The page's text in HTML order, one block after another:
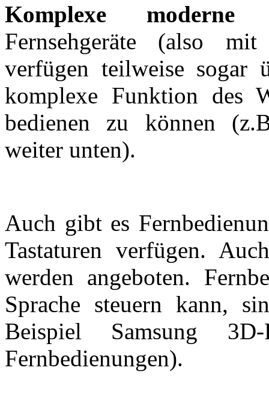
Komplexe moderne
Fernsehgeräte (also
verfügen teilweise sogar
komplexe Funktion des
bedienen zu können
weiter unten).
Auch gibt es
Tastaturen verfügen.
werden angeboten.
Sprache steuern kann,
Beispiel Samsung
Fernbedienungen).